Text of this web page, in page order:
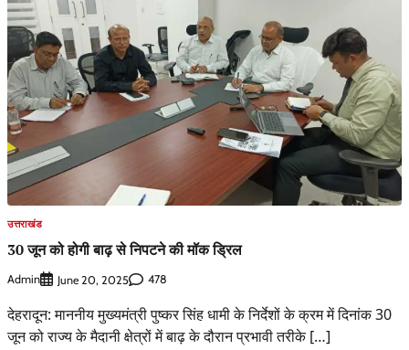
उत्तराखंड
30 जून को होगी बाढ़ से निपटने की मॉक ड्रिल
Admin June 20, 2025 478
देहरादून: माननीय मुख्यमंत्री पुष्कर सिंह धामी के निर्देशों के क्रम में दिनांक 30
जून को राज्य के मैदानी क्षेत्रों में बाढ़ के दौरान प्रभावी तरीके […]